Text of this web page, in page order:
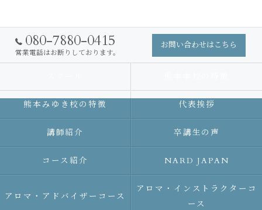
080-7880-0415
営業電話はお断りしております。
お問い合わせはこちら
熊本みゆき校の特徴 代表挨拶
講師紹介 卒講生の声
コース紹介 NARD JAPAN
アロマ・アドバイザーコース
アロマ・インストラクターコ
ース